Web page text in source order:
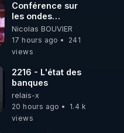
Conférence sur
les ondes
électromagnétiques
par Grégoire
Caustru et Bart de
Nicolas BOUVIER
17 hours ago
241
views
2216 - L'état des
banques
relais-x
20 hours ago
1.4 k
views